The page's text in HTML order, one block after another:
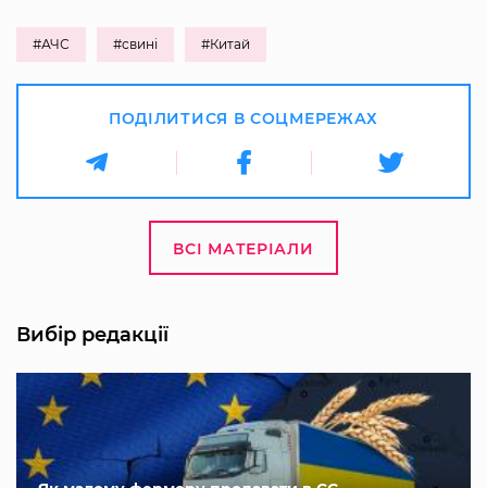
#АЧС #свині #Китай
ПОДІЛИТИСЯ В СОЦМЕРЕЖАХ
ВСІ МАТЕРІАЛИ
Вибір редакції